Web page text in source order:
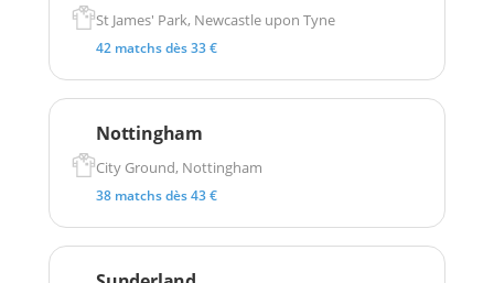
St James' Park, Newcastle upon Tyne
42 matchs dès 33 €
Nottingham
City Ground, Nottingham
38 matchs dès 43 €